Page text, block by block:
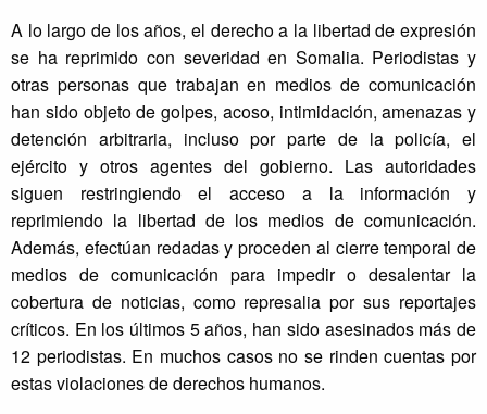
A lo largo de los años, el derecho a la libertad de expresión
se ha reprimido con severidad en Somalia. Periodistas y
otras personas que trabajan en medios de comunicación
han sido objeto de golpes, acoso, intimidación, amenazas y
detención arbitraria, incluso por parte de la policía, el
ejército y otros agentes del gobierno. Las autoridades
siguen restringiendo el acceso a la información y
reprimiendo la libertad de los medios de comunicación.
Además, efectúan redadas y proceden al cierre temporal de
medios de comunicación para impedir o desalentar la
cobertura de noticias, como represalia por sus reportajes
críticos. En los últimos 5 años, han sido asesinados más de
12 periodistas. En muchos casos no se rinden cuentas por
estas violaciones de derechos humanos.